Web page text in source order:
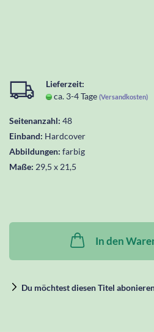
Lieferzeit:
ca. 3-4 Tage (Versandkosten)
Seitenanzahl: 48
Einband: Hardcover
Abbildungen: farbig
Maße: 29,5 x 21,5
In den
Du möchtest diesen Titel